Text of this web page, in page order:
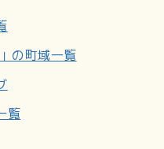
れたものの、開墾は容易
なる者も多かった。
れ、26個のうち19戸が
明治22年）の大冷害の
服屋を営む石田篤三郎ら
」の町域一覧
覧